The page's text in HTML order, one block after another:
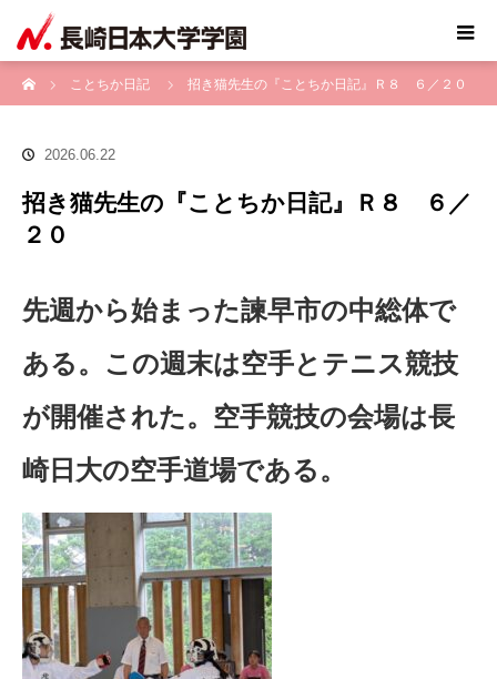
ことちか日記
招き猫先生の『ことちか日記』Ｒ８ ６／２０
2026.06.22
招き猫先生の『ことちか日記』Ｒ８ ６／
２０
先週から始まった諫早市の中総体で
ある。この週末は空手とテニス競技
が開催された。空手競技の会場は長
崎日大の空手道場である。